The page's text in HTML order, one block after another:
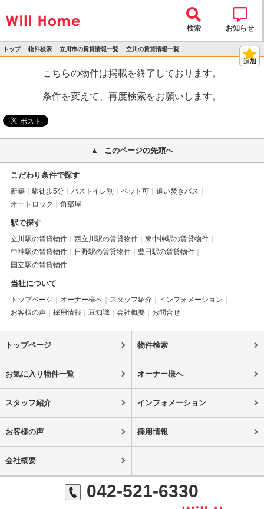
検索 お知らせ
トップ 物件検索 立川市の賃貸情報一覧 立川の賃貸情報一覧
こちらの物件は掲載を終了しております。
条件を変えて、再度検索をお願いします。
このページの先頭へ
こだわり条件で探す
新築 駅徒歩5分 バストイレ別 ペット可
追い焚きバス
オートロック
角部屋
駅で探す
立川駅の賃貸物件 西立川駅の賃貸物件
東中神駅の賃貸物件
中神駅の賃貸物件
日野駅の賃貸物件
豊田駅の賃貸物件
国立駅の賃貸物件
当社について
トップページ オーナー様へ スタッフ紹介
インフォメーション
お客様の声
採用情報 豆知識 会社概要 お問合せ
トップページ 物件検索
お気に入り物件一覧 オーナー様へ
スタッフ紹介 インフォメーション
お客様の声 採用情報
会社概要
042-521-6330